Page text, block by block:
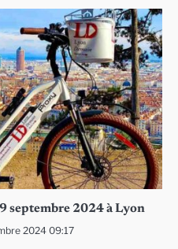
septembre 2024 à Lyon
2024 09:17